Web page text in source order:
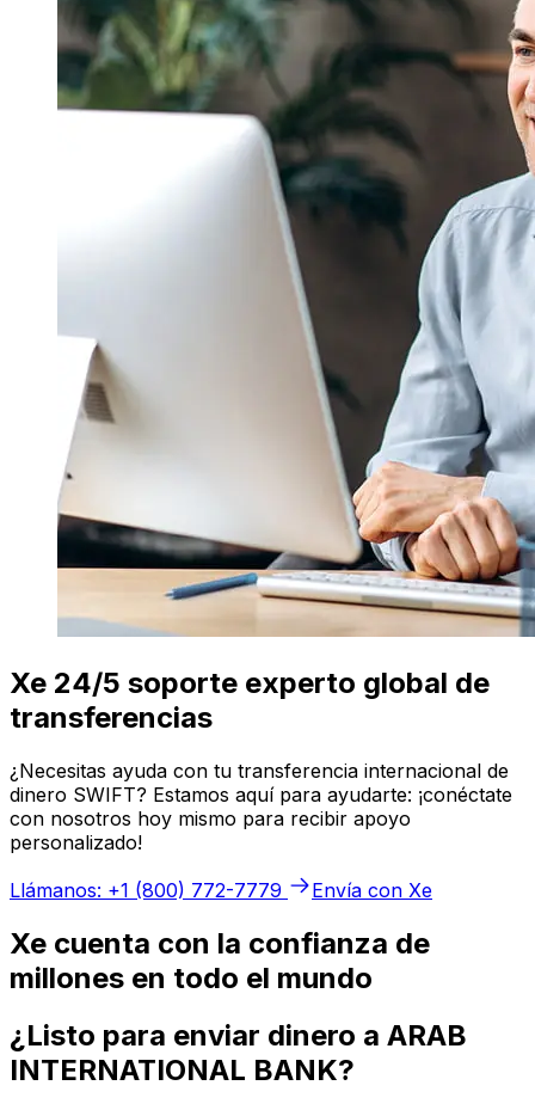
Xe 24/5 soporte experto global de
transferencias
¿Necesitas ayuda con tu transferencia internacional de
dinero SWIFT? Estamos aquí para ayudarte: ¡conéctate
con nosotros hoy mismo para recibir apoyo
personalizado!
Llámanos: +1 (800) 772-7779
Envía con Xe
Xe cuenta con la confianza de
millones en todo el mundo
¿Listo para enviar dinero a ARAB
INTERNATIONAL BANK?